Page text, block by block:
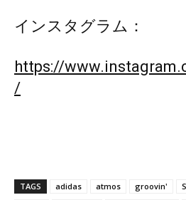
インスタグラム：
https://
/
TAGS adidas atmos groovin'